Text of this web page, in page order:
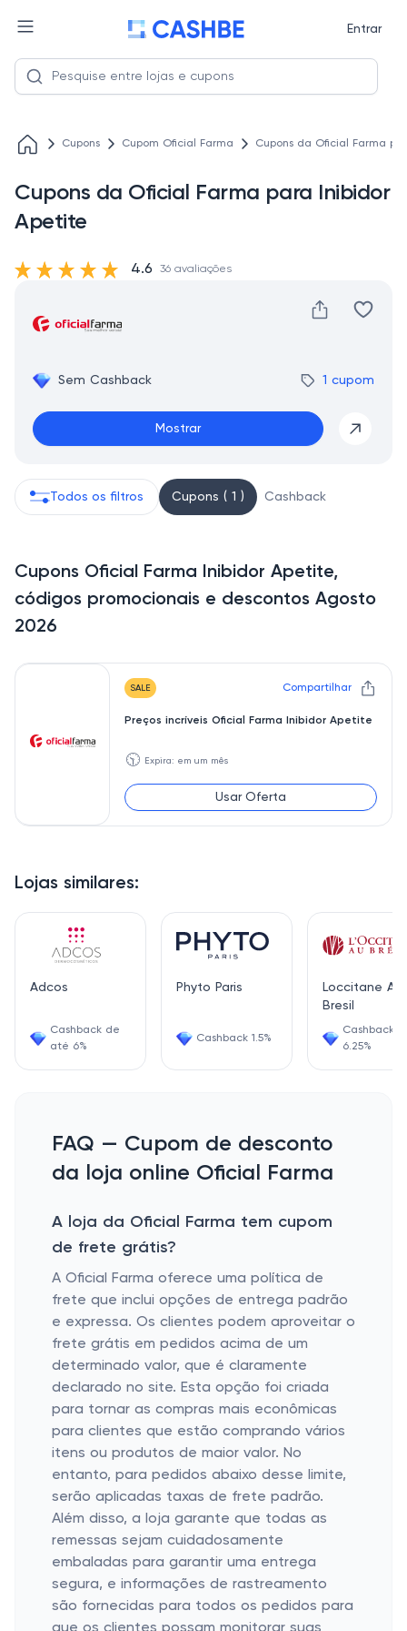
Entrar
Cupons Cupom Oficial Farma Cupons da Oficial Farma
Cupons da Oficial Farma para Inibidor
Apetite
Sem Cashback 1 cupom
Mostrar
4.6 36 avaliações
Lojas similares:
Adcos
Cashback de
até 6%
Phyto Paris
Cashback 1.5%
Loccitane Au
Bresil
Cashback
6.25%
Todos os filtros Cupons ( 1 ) Cashback
Cupons Oficial Farma Inibidor Apetite,
códigos promocionais e descontos Agosto
2026
SALE Compartilhar
Preços incríveis Oficial Farma Inibidor Apetite
🕥 Expira: em um mês
Usar Oferta
FAQ — Cupom de desconto
da loja online Oficial Farma
A loja da Oficial Farma tem cupom
de frete grátis?
A Oficial Farma oferece uma política de
frete que inclui opções de entrega padrão
e expressa. Os clientes podem aproveitar o
frete grátis em pedidos acima de um
determinado valor, que é claramente
declarado no site. Esta opção foi criada
para tornar as compras mais econômicas
para clientes que estão comprando vários
itens ou produtos de maior valor. No
entanto, para pedidos abaixo desse limite,
serão aplicadas taxas de frete padrão.
Além disso, a loja garante que todas as
remessas sejam cuidadosamente
embaladas para garantir uma entrega
segura, e informações de rastreamento
são fornecidas para todos os pedidos para